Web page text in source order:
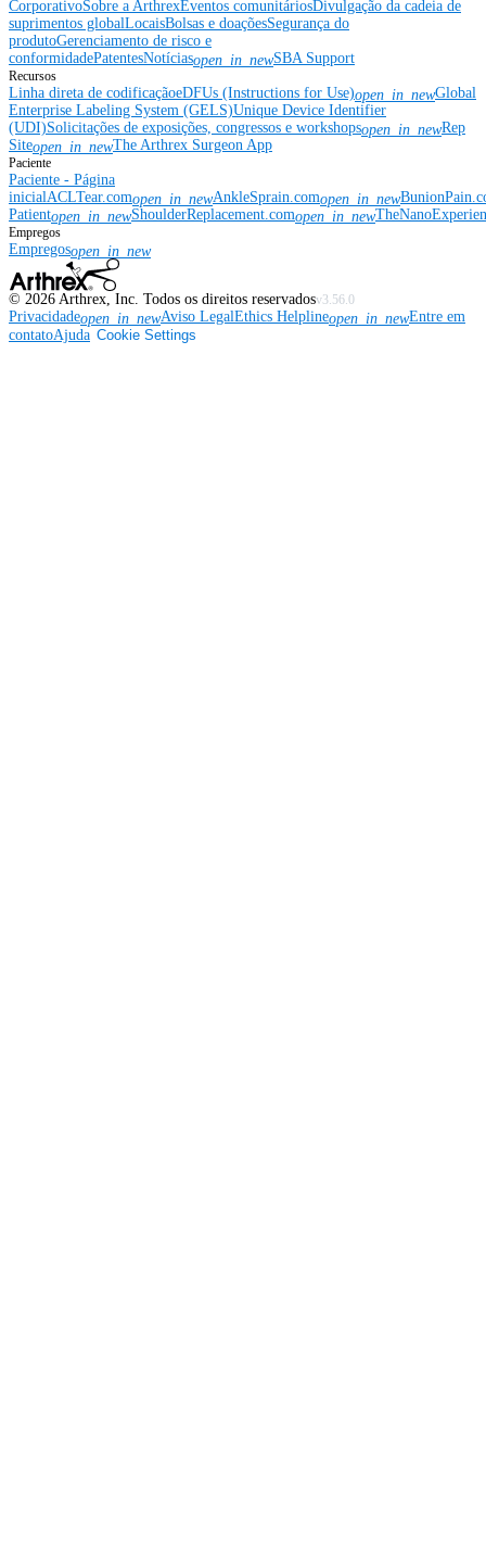
CorporativoSobre a ArthrexEventos comunitáriosDivulgação da cadeia de
suprimentos globalLocaisBolsas e doaçõesSegurança do
produtoGerenciamento de risco e
conformidadePatentesNotíciasopen_in_newSBA Support
Recursos
Linha direta de codificaçãoeDFUs (Instructions for Use)open_in_newGlobal
Enterprise Labeling System (GELS)Unique Device Identifier
(UDI)Solicitações de exposições, congressos e workshopsopen_in_newRep
Siteopen_in_newThe Arthrex Surgeon App
Paciente
Paciente - Página
inicial ACLTear.comopen_in_newAnkleSprain.comopen_in_new
Patientopen_in_newShoulderReplacement.comopen_in_new
Empregos
Empregosopen_in_new
© 2026 Arthrex, Inc. Todos os direitos reservadosv3.56.0
Privacidadeopen_in_newAviso LegalEthics Helplineopen_in_newEntre em
contatoAjuda Cookie Settings